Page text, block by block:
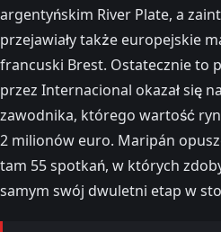
argentyńskim River Plate, a
przejawiały także europejskie
francuski Brest. Ostatecznie to
przez Internacional okazał się
zawodnika, którego wartość
2 milionów euro. Maripán
tam 55 spotkań, w których
samym swój dwuletni etap w